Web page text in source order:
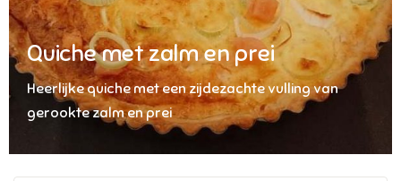
Quiche met zalm en prei
Heerlijke quiche met een zijdezachte vulling van
gerookte zalm en prei